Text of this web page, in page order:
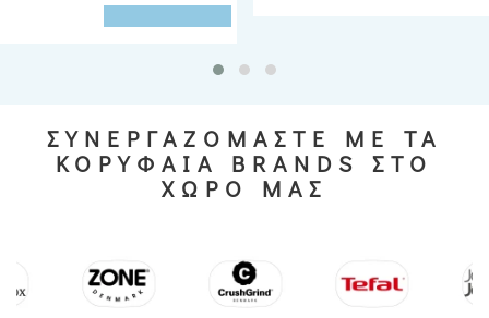
ΣΥΝΕΡΓΑΖΟΜΑΣΤΕ ΜΕ ΤΑ
ΚΟΡΥΦΑΙΑ BRANDS ΣΤΟ
ΧΩΡΟ ΜΑΣ